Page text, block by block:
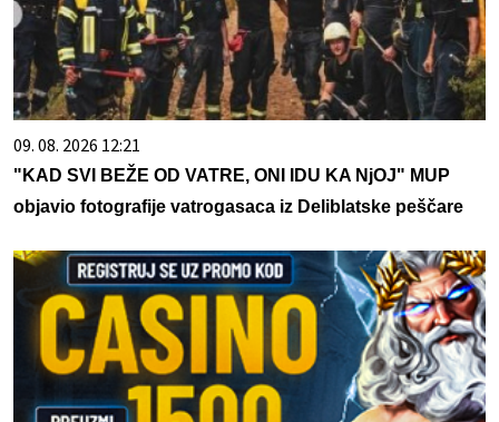
09. 08. 2026 12:21
"KAD SVI BEŽE OD VATRE, ONI IDU KA NjOJ" MUP
objavio fotografije vatrogasaca iz Deliblatske peščare